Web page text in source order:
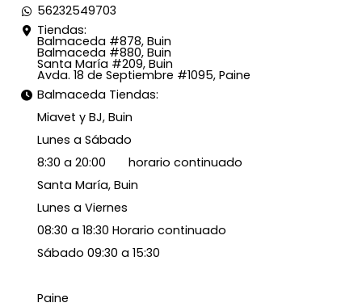
56232549703
Tiendas:
Balmaceda #878, Buin
Balmaceda #880, Buin
Santa María #209, Buin
Avda. 18 de Septiembre #1095, Paine
Balmaceda Tiendas:
Miavet y BJ, Buin
Lunes a Sábado
8:30 a 20:00 horario continuado
Santa María, Buin
Lunes a Viernes
08:30 a 18:30 Horario continuado
Sábado 09:30 a 15:30
Paine